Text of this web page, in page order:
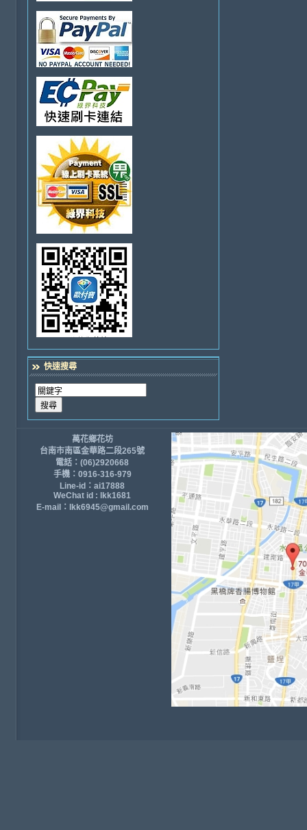
快速搜尋
萬花鄉花坊
台南市南區金華路二段265號
電話：(06)2920668
手機：0916-316-979
Line-id：ai17888
WeChat id : lkk1681
E-mail：lkk6945@gmail.com